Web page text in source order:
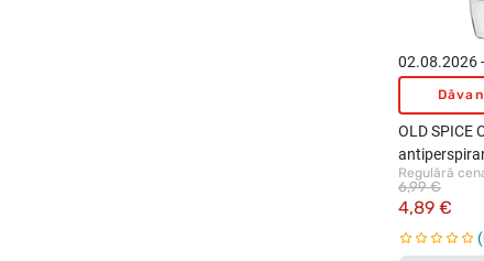
02.08.2026
OLD SPICE
Regulārā
4,89 €
6,99 €